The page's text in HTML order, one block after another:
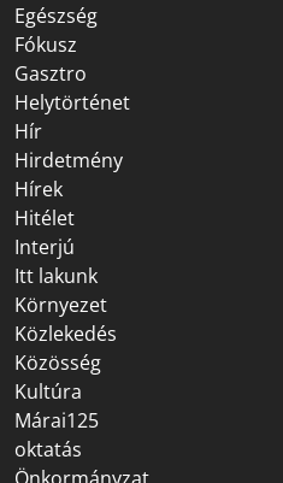
Egészség
Fókusz
Gasztro
Helytörténet
Hír
Hirdetmény
Hírek
Hitélet
Interjú
Itt lakunk
Környezet
Közlekedés
Közösség
Kultúra
Márai125
oktatás